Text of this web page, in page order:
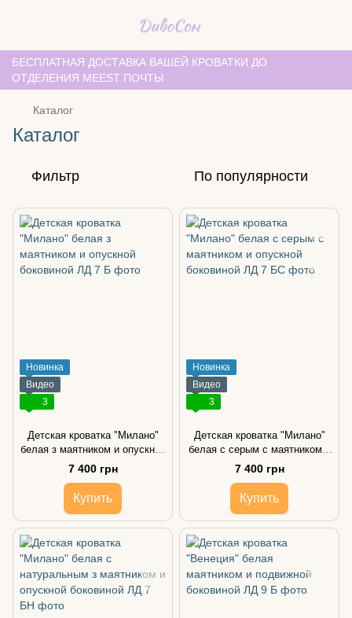
БЕСПЛАТНАЯ ДОСТАВКА ВАШЕЙ КРОВАТКИ ДО
ОТДЕЛЕНИЯ MEEST ПОЧТЫ
Каталог
Каталог
Фильтр По популярности
Новинка
Видео
3
Детская кроватка "Милано"
белая з маятником и опускной
боковиной
7 400 грн
Купить
Новинка
Видео
3
Детская кроватка "Милано"
белая с серым с маятником и
опускной боковиной
7 400 грн
Купить